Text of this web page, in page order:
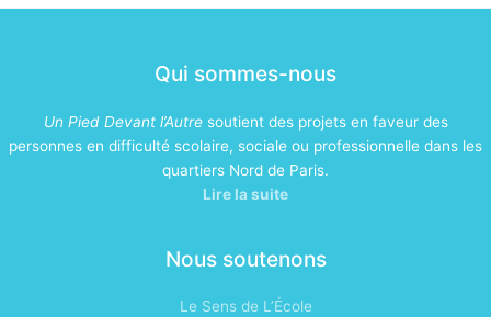
Qui sommes-nous
Un Pied Devant l’Autresoutient des projets en faveur des
personnes en difficulté scolaire, sociale ou professionnelle dans les
quartiers Nord de Paris.
Lire la suite
Nous soutenons
Le Sens de L’École